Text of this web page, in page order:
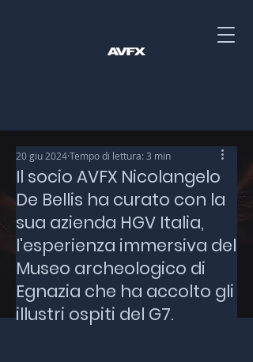
Il socio AVFX Nicolangelo
De Bellis ha curato con la
sua azienda HGV Italia,
l'esperienza immersiva del
Museo archeologico di
Egnazia che ha accolto gli
illustri ospiti del G7.
20 giu 2024Tempo di lettura: 3 min